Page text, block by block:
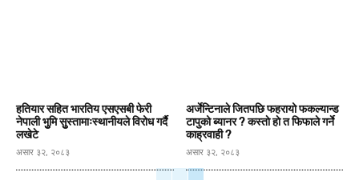
हतियार सहित भारतिय एसएसबी फेरी
नेपाली भुुमि सुुस्तामाःस्थानीयले विरोध गर्दै
लखेटे
असार ३२, २०८३
अर्जेन्टिनाले जितपछि फहरायो फकल्यान्ड
टापुको ब्यानर ? कस्ताे हाे त फिफाले गर्ने
काह्रवाही ?
असार ३२, २०८३